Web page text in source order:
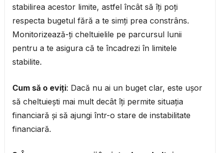
stabilirea acestor limite, astfel încât să îți poți
respecta bugetul fără a te simți prea constrâns.
Monitorizează-ți cheltuielile pe parcursul lunii
pentru a te asigura că te încadrezi în limitele
stabilite.
Cum să o eviți: Dacă nu ai un buget clar, este ușor
să cheltuiești mai mult decât îți permite situația
financiară și să ajungi într-o stare de instabilitate
financiară.